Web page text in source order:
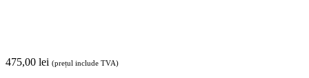
475,00 lei (prețul include TVA)